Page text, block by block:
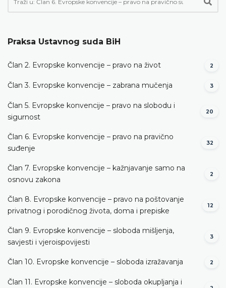
Praksa Ustavnog suda BiH
Član 2. Evropske konvencije – pravo na život 2
Član 3. Evropske konvencije – zabrana mučenja 3
Član 5. Evropske konvencije – pravo na slobodu i
sigurnost
20
Član 6. Evropske konvencije – pravo na pravično
suđenje
32
Član 7. Evropske konvencije – kažnjavanje samo na
osnovu zakona
2
Član 8. Evropske konvencije – pravo na poštovanje
privatnog i porodičnog života, doma i prepiske
12
Član 9. Evropske konvencije – sloboda mišljenja,
savjesti i vjeroispovijesti
3
Član 10. Evropske konvencije – sloboda izražavanja 2
Član 11. Evropske konvencije – sloboda okupljanja i